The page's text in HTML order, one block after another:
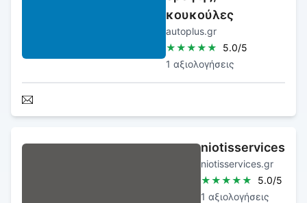
κουκούλες
autoplus.gr
★★★★★ 5.0/5
1 αξιολογήσεις
niotisservices
niotisservices.gr
★★★★★ 5.0/5
1 αξιολογήσεις